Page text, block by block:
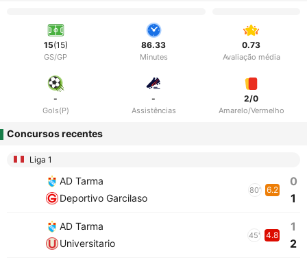
15(15)
GS/GP
86.33
Minutes
0.73
Avaliação média
-
Gols(P)
-
Assistências
2/0
Amarelo/Vermelho
Concursos recentes
Liga 1
AD Tarma
Deportivo Garcilaso
80' 6.2
0
1
AD Tarma
Universitario
45' 4.8
1
2